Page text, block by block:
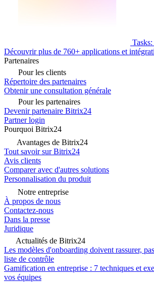
Découvrir plus de 760+ applications et
Partenaires
Pour les clients
Répertoire des partenaires
Obtenir une consultation générale
Pour les partenaires
Devenir partenaire Bitrix24
Partner login
Pourquoi Bitrix24
Avantages de Bitrix24
Tout savoir sur Bitrix24
Avis clients
Comparer avec d'autres solutions
Personnalisation du produit
Notre entreprise
À propos de nous
Contactez-nous
Dans la presse
Juridique
Actualités de Bitrix24
Les modèles d'onboarding doivent rassurer,
liste de contrôle
Gamification en entreprise : 7 techniques et
vos équipes